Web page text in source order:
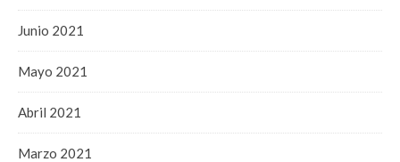
Junio 2021
Mayo 2021
Abril 2021
Marzo 2021